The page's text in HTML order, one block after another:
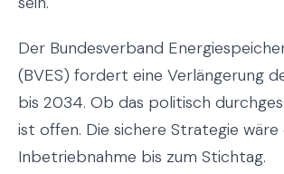
Der Bundesverband
(BVES) fordert eine Verlängerung
bis 2034. Ob das politisch
ist offen. Die sichere Strategie wäre
Inbetriebnahme bis zum Stichtag.